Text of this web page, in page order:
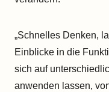
„Schnelles Denken,
Einblicke in die
sich auf
anwenden lassen,